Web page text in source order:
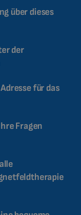
über dieses
der
für das
Fragen